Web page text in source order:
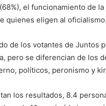
el funcionamiento de
quienes eligen al oficialismo.
de los votantes de Juntos
pero se diferencian de los
políticos, peronismo y
los resultados, 8.4